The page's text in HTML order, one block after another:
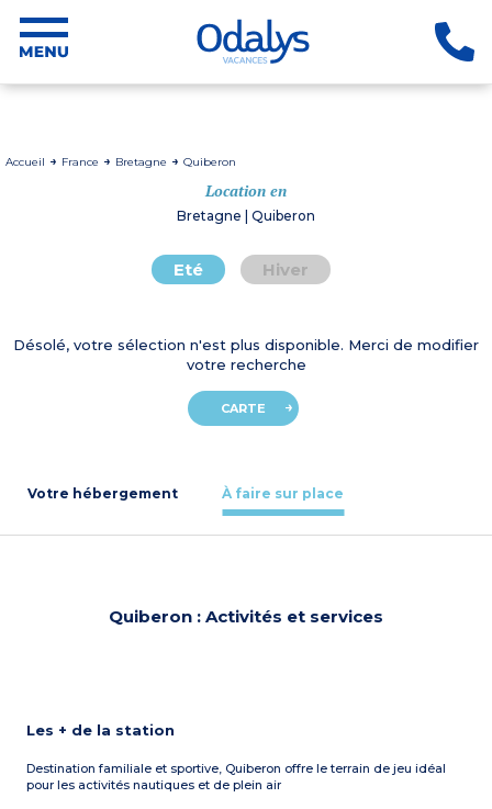
Accueil France Bretagne Quiberon
Location en
Bretagne | Quiberon
Eté Hiver
Désolé, votre sélection n'est plus disponible. Merci de modifier
votre recherche
CARTE
Votre hébergement À faire sur place
Quiberon : Activités et services
Les + de la station
Destination familiale et sportive, Quiberon offre le terrain de jeu idéal
pour les activités nautiques et de plein air